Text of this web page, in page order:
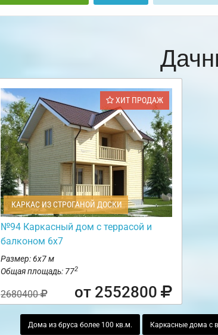
ХИТ ПРОДАЖ
КАРКАС ИЗ СТРОГАНОЙ ДОСКИ
№94 Каркасный дом с террасой и
балконом 6х7
Размер: 6х7 м
Общая площадь: 772
2680400 от 2552800
Дома из бруса более 100 кв.м. Каркасные дома с